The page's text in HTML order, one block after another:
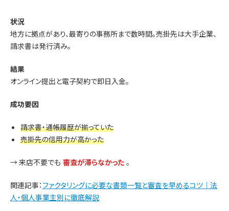
状況
地方に拠点があり、最寄りの事務所まで数時間。売掛先は大手企業、
請求書は発行済み。
結果
オンライン提出と電子契約で即日入金。
成功要因
請求書・通帳履歴が揃っていた
売掛先の信用力が高かった
→ 来店不要でも 審査が滞らなかった 。
関連記事： ファクタリングに必要な書類一覧と審査を早めるコツ｜法
人・個人事業主別に徹底解説